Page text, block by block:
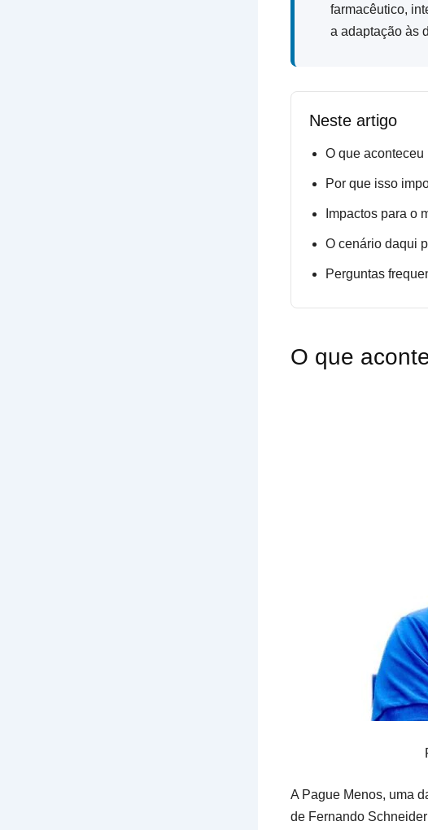
farmacêutico,
a adaptação às
Neste artigo
O que aconteceu
Por que isso
Impactos para o
O cenário daqui
Perguntas
O que
A Pague Menos, uma
de Fernando